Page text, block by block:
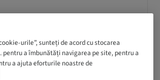
urile”, sunteți de acord cu stocarea
a îmbunătăți navigarea pe site, pentru a
a ajuta eforturile noastre de